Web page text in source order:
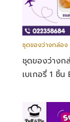
ชุดของว่างกล่อง
ชุดของว่างก
เบเกอรี่ 1 ชิ้